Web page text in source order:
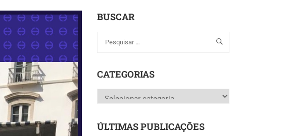
BUSCAR
CATEGORIAS
Categorias
ÚLTIMAS PUBLICAÇÕES